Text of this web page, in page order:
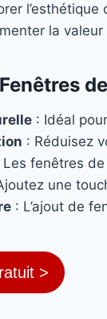
la
: Idéal
: Réduisez
Les fenêtres
une
: L’ajout de
>